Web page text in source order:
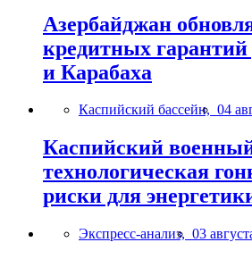
Азербайджан
кредитных гарантий
и Карабаха
Каспийский бассейн, 04
Каспийский
технологическая
риски для
Экспресс-анализ, 03